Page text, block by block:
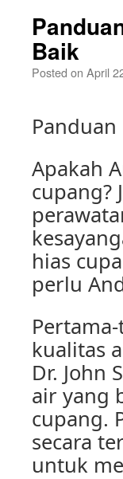
Baik
Posted on April
Apakah
cupang?
hias
perlu
kualitas
Dr. John
air yang
cupang.
secara
untuk